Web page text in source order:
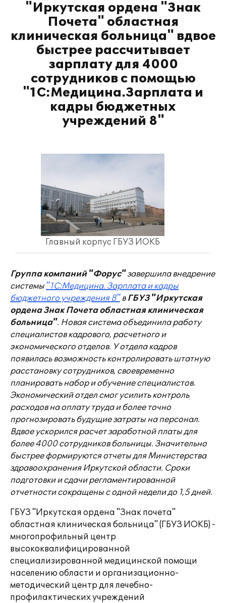
"Иркутская ордена "Знак
Почета" областная
клиническая больница" вдвое
быстрее рассчитывает
зарплату для 4000
сотрудников с помощью
"1С:Медицина.Зарплата и
кадры бюджетных
учреждений 8"
Главный корпус ГБУЗ ИОКБ
Группа компаний "Форус" завершила внедрение
системы "1С:Медицина. Зарплата и кадры
бюджетного учреждения 8" в ГБУЗ "Иркутская
ордена Знак Почета областная клиническая
больница". Новая система объединила работу
специалистов кадрового, расчетного и
экономического отделов. У отдела кадров
появилась возможность контролировать штатную
расстановку сотрудников, своевременно
планировать набор и обучение специалистов.
Экономический отдел смог усилить контроль
расходов на оплату труда и более точно
прогнозировать будущие затраты на персонал.
Вдвое ускорился расчет заработной платы для
более 4000сотрудников больницы. Значительно
быстрее формируются отчеты для Министерства
здравоохранения Иркутской области. Сроки
подготовки и сдачи регламентированной
отчетности сокращены с одной недели до 1,5 дней.
ГБУЗ "Иркутская ордена "Знак почета"
областная клиническая больница" (ГБУЗ ИОКБ) -
многопрофильный центр
высококвалифицированной
специализированной медицинской помощи
населению области и организационно-
методический центр для лечебно-
профилактических учреждений